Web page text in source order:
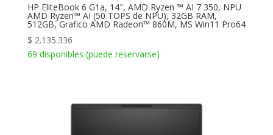
HP EliteBook 6 G1a, 14″, AMD Ryzen ™ AI 7 350, NPU
AMD Ryzen™ AI (50 TOPS de NPU), 32GB RAM,
512GB, Grafico AMD Radeon™ 860M, MS Win11 Pro64
$ 2.135.336
69 disponibles (puede reservarse)